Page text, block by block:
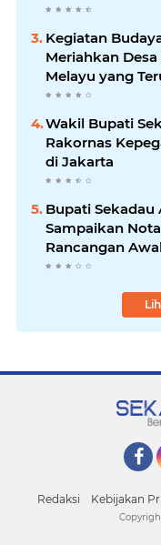
untuk Masa
Kegiatan
Meriahkan
Melayu yang
Wakil Bupati
Rakornas
di Jakarta
Bupati Sekadau
Sampaikan
Rancangan
Kabupaten
Redaksi Kebijakan